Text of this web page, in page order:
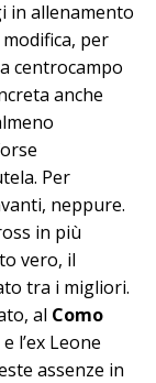
in allenamento
per
a centrocampo
anche
Per
neppure.
in più
vero, il
tra i migliori.
al Como
e l’ex Leone
assenze in